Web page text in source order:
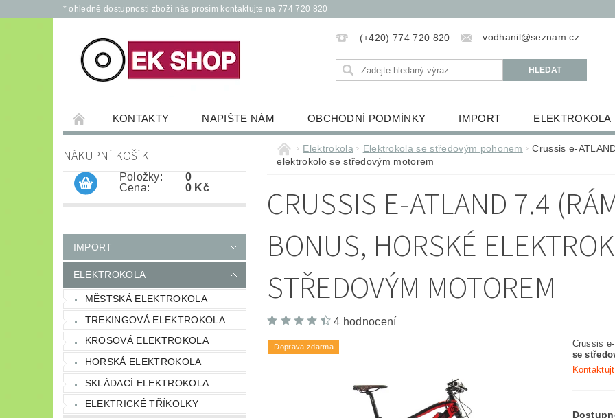
* ohledně dostupnosti zboží nás prosím kontaktujte na 774 720 820
(+420) 774 720 820 vodhanil@seznam.cz
KONTAKTY NAPIŠTE NÁM OBCHODNÍ PODMÍNKY IMPORT ELEKTROKOLA
PŘÍSLUŠENSTVÍ PRO ELEKTROKOLA A KOLOBĚŽKY ELEKTROKOLOBĚŽKY HUDEBNINY
JÍZDNÍ KOLA * OCHRANNÉ POMŮCKY ESSOX PODMÍNKY NÁKUPU NA SPLÁTKY
NÁKUPNÍ KOŠÍK
Položky:
Cena:
0
0 Kč
IMPORT
ELEKTROKOLA
MĚSTSKÁ ELEKTROKOLA
TREKINGOVÁ ELEKTROKOLA
KROSOVÁ ELEKTROKOLA
HORSKÁ ELEKTROKOLA
SKLÁDACÍ ELEKTROKOLA
ELEKTRICKÉ TŘÍKOLKY
Elektrokola Elektrokola se středovým pohonem
Crussis e-
elektrokolo se středovým motorem
CRUSSIS E-ATLAND 7.4
BONUS, HORSKÉ
STŘEDOVÝM MOTOREM
4 hodnocení
Doprava zdarma
Crussis
se